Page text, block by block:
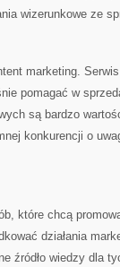
wizerunkowe ze
marketing.
pomagać w
są bardzo
konkurencji o
które chcą
działania
źródło wiedzy dla